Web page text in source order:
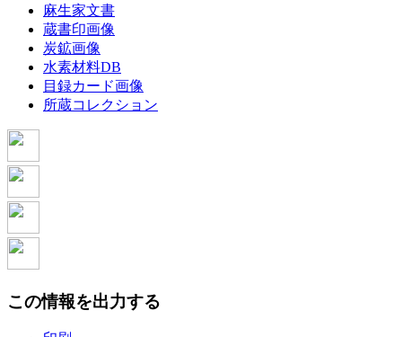
麻生家文書
蔵書印画像
炭鉱画像
水素材料DB
目録カード画像
所蔵コレクション
この情報を出力する